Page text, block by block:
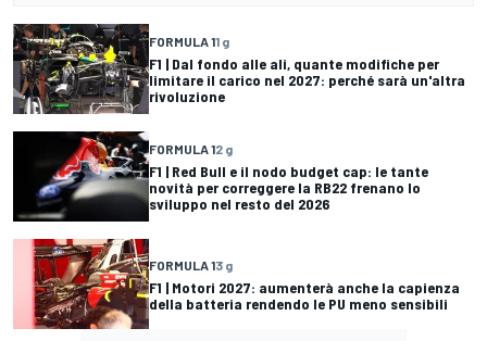
FORMULA 11 g
F1 | Dal fondo alle ali, quante modifiche per
limitare il carico nel 2027: perché sarà un'altra
rivoluzione
FORMULA 12 g
F1 | Red Bull e il nodo budget cap: le tante
novità per correggere la RB22 frenano lo
sviluppo nel resto del 2026
FORMULA 13 g
F1 | Motori 2027: aumenterà anche la capienza
della batteria rendendo le PU meno sensibili